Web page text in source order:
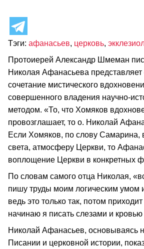
Тэги: афанасьев, церковь,
Протоиерей Александр Шмеман
Николая Афанасьева представляет
сочетание мистического
совершенного владения научно-
методом. «То, что Хомяков
провозглашает, то о. Николай
Если Хомяков, по слову Самарина,
света, атмосферу Церкви, то
воплощение Церкви в конкретных
По словам самого отца Николая,
пишу труды моим логическим умом
ведь это только так, потом
начинаю я писать слезами и
Николай Афанасьев, основываясь
Писании и церковной истории,